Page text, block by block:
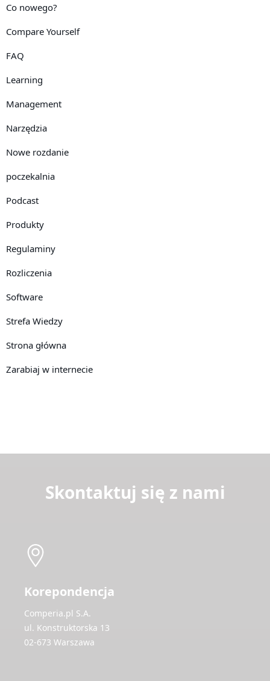
Co nowego?
Compare Yourself
FAQ
Learning
Management
Narzędzia
Nowe rozdanie
poczekalnia
Podcast
Produkty
Regulaminy
Rozliczenia
Software
Strefa Wiedzy
Strona główna
Zarabiaj w internecie
Skontaktuj się z nami
Korepondencja
Comperia.pl S.A.
ul. Konstruktorska 13
02-673 Warszawa